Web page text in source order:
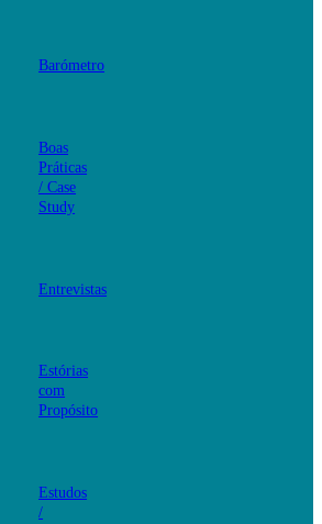
Barómetro
Boas
Práticas
/ Case
Study
Entrevistas
Estórias
com
Propósito
Estudos
/